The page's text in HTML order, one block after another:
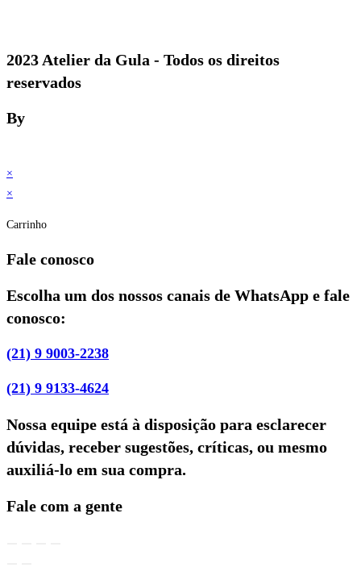
2023 Atelier da Gula - Todos os direitos
reservados
By
×
×
Carrinho
Fale conosco
Escolha um dos nossos canais de WhatsApp e fale
conosco:
(21) 9 9003-2238
(21) 9 9133-4624
Nossa equipe está à disposição para esclarecer
dúvidas, receber sugestões, críticas, ou mesmo
auxiliá-lo em sua compra.
Fale com a gente